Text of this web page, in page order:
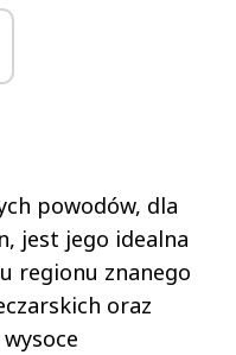
powodów, dla
jest jego idealna
regionu znanego
oraz